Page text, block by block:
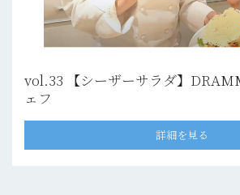
vol.33 【シーザーサラダ】
ェフ
詳細を見る